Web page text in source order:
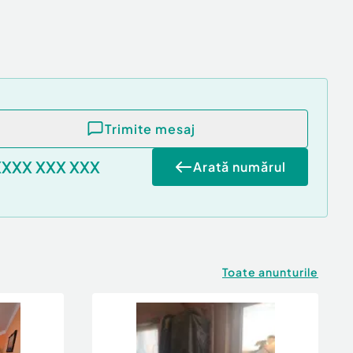
Trimite mesaj
XXX XXX Arată numărul
Toate anunturile